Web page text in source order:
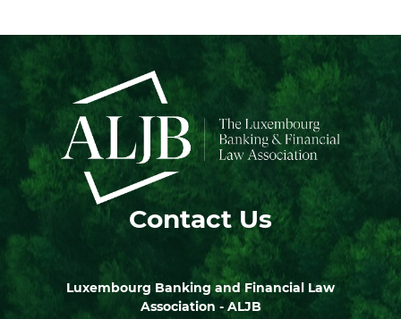
Contact Us
Luxembourg Banking and Financial Law
Association - ALJB